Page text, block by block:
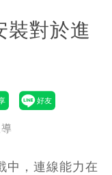
後跟 妹妹揭
疑「慈濟決
對於進
中，連線能力在